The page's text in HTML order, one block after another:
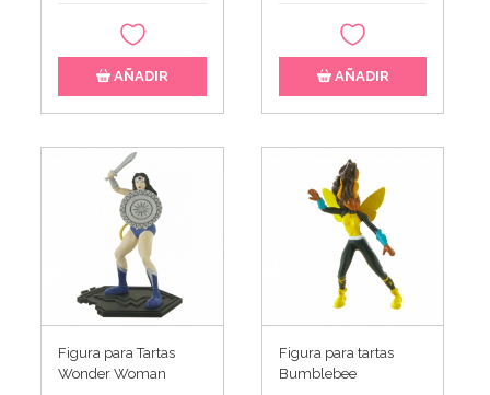
AÑADIR AÑADIR
Figura para Tartas
Wonder Woman
Figura para tartas
Bumblebee